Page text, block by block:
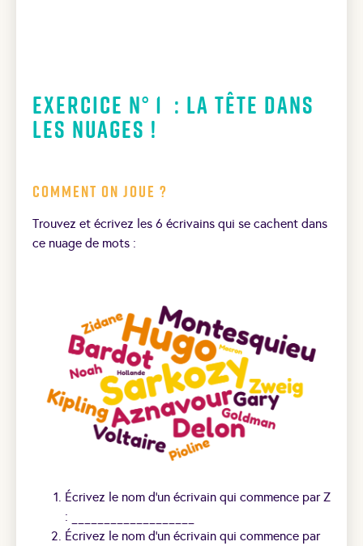
Exercice N° 1 : La tête dans
les nuages !
Comment on joue ?
Trouvez et écrivez les 6 écrivains qui se cachent dans
ce nuage de mots :
Écrivez le nom d’un écrivain qui commence par Z
: ___________________
Écrivez le nom d’un écrivain qui commence par